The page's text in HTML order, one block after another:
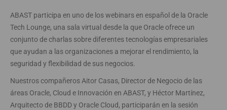
ABAST participa en uno de los webinars en español de la Oracle
Tech Lounge, una sala virtual desde la que Oracle ofrece un
conjunto de charlas sobre diferentes tecnologías empresariales
que ayudan a las organizaciones a mejorar el rendimiento, la
seguridad y flexibilidad de sus negocios.
Nuestros compañeros Aitor Casas, Director de Negocio de las
áreas Oracle, Cloud e Innovación en ABAST, y Héctor Martínez,
Arquitecto de BBDD y Oracle Cloud, participarán en la sesión